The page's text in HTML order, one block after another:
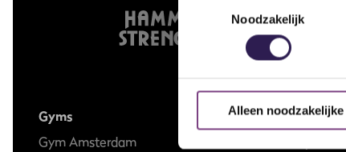
Noodzakelijk
Alleen
Gyms
Gym Amsterdam